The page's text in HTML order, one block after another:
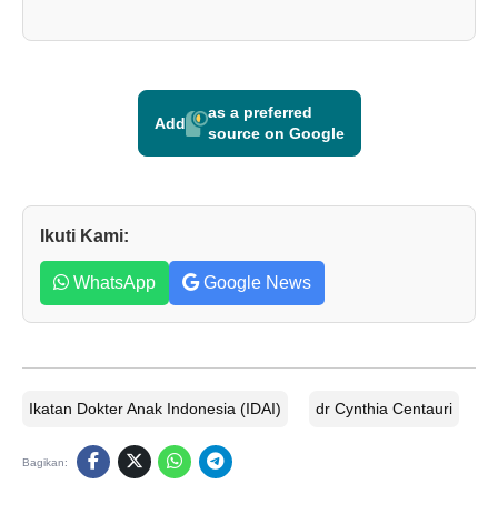
Add
as a preferred
source on Google
Ikuti Kami:
WhatsApp Google News
Ikatan Dokter Anak Indonesia (IDAI) dr Cynthia Centauri
Bagikan: